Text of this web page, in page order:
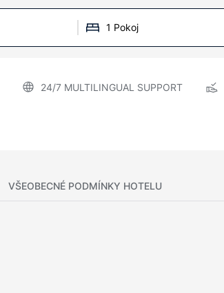
1 Pokoj
24/7 MULTILINGUAL SUPPORT
VŠEOBECNÉ PODMÍNKY HOTELU